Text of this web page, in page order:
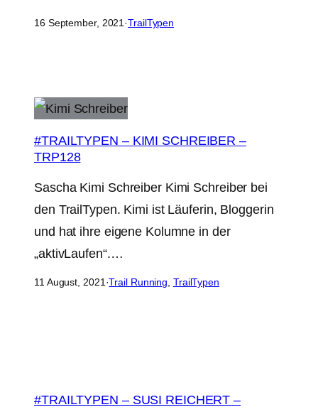
16 September, 2021·TrailTypen
#TRAILTYPEN – KIMI SCHREIBER –
TRP128
Sascha Kimi Schreiber Kimi Schreiber bei
den TrailTypen. Kimi ist Läuferin, Bloggerin
und hat ihre eigene Kolumne in der
„aktivLaufen“.…
11 August, 2021·Trail Running, TrailTypen
#TRAILTYPEN – SUSI REICHERT –